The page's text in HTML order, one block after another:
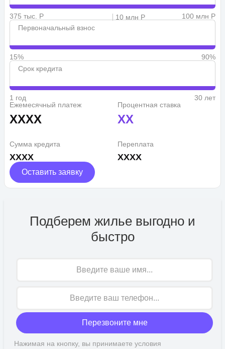
375 тыс. Р 10 млн Р
100 млн Р
Первоначальный взнос
15%
90%
Срок кредита
1 год
30 лет
Ежемесячный платеж
XXXX
Процентная ставка
XX
Сумма кредита
XXXX
Переплата
XXXX
Оставить заявку
Подберем жилье выгодно и
быстро
Перезвоните мне
Нажимая на кнопку, вы принимаете условия